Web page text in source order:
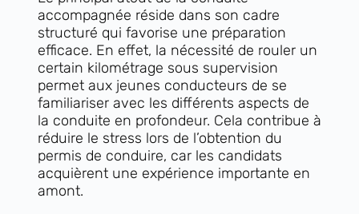
accompagnée réside dans son cadre
structuré qui favorise une préparation
efficace. En effet, la nécessité de rouler un
certain kilométrage sous supervision
permet aux jeunes conducteurs de se
familiariser avec les différents aspects de
la conduite en profondeur. Cela contribue à
réduire le stress lors de l’obtention du
permis de conduire, car les candidats
acquièrent une expérience importante en
amont.